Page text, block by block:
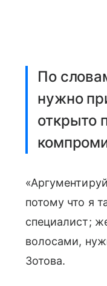
По
нужно
открыто
потому что я
специалист;
волосами,
Зотова.